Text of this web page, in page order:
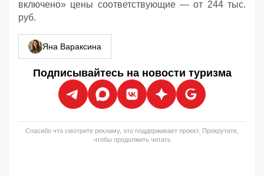
включено» цены соответствующие — от 244 тыс.
руб.
Яна Вараксина
Подписывайтесь на новости туризма
Спасибо что смотрите рекламу, это поддерживает проект. Прокрутите,
чтобы продолжить читать